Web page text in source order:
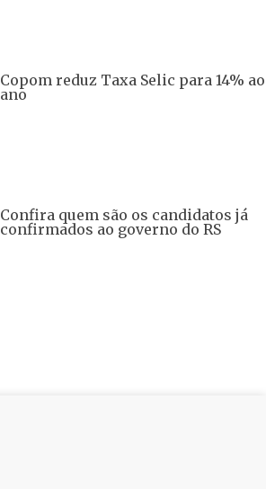
Copom reduz Taxa Selic para 14% ao
ano
Confira quem são os candidatos já
confirmados ao governo do RS